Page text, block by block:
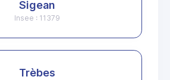
Sigean
Insee : 11379
Trèbes